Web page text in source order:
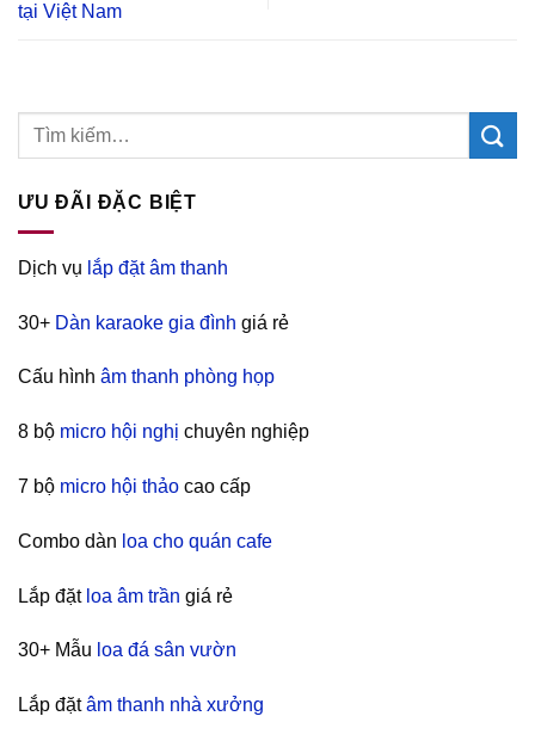
tại Việt Nam
ƯU ĐÃI ĐẶC BIỆT
Dịch vụ lắp đặt âm thanh
30+ Dàn karaoke gia đình giá rẻ
Cấu hình âm thanh phòng họp
8 bộ micro hội nghị chuyên nghiệp
7 bộ micro hội thảo cao cấp
Combo dàn loa cho quán cafe
Lắp đặt loa âm trần giá rẻ
30+ Mẫu loa đá sân vườn
Lắp đặtâm thanh nhà xưởng